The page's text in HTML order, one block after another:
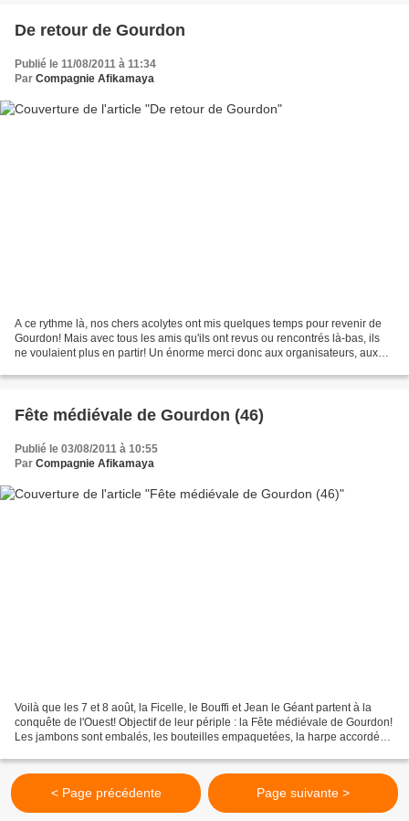
De retour de Gourdon
Publié le 11/08/2011 à 11:34
Par Compagnie Afikamaya
A ce rythme là, nos chers acolytes ont mis quelques temps pour revenir de
Gourdon! Mais avec tous les amis qu'ils ont revus ou rencontrés là-bas, ils
ne voulaient plus en partir! Un énorme merci donc aux organisateurs, aux
Fête médiévale de Gourdon (46)
Publié le 03/08/2011 à 10:55
Par Compagnie Afikamaya
Voilà que les 7 et 8 août, la Ficelle, le Bouffi et Jean le Géant partent à la
conquête de l'Ouest! Objectif de leur périple : la Fête médiévale de Gourdon!
Les jambons sont embalés, les bouteilles empaquetées, la harpe accordée,
< Page précédente Page suivante >